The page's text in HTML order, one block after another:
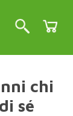
chi
sé